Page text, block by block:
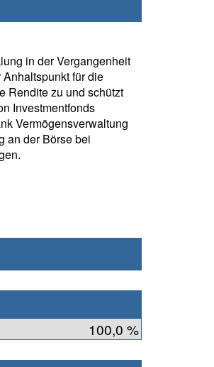
in der Vergangenheit
für die
Rendite zu und schützt
Investmentfonds
Vermögensverwaltung
an der Börse bei
100,0 %